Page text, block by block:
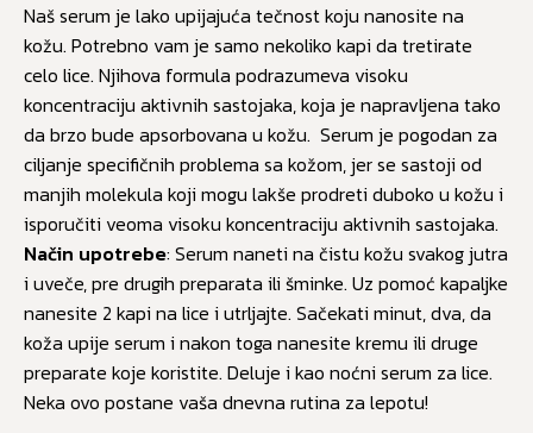
Naš serum je lako upijajuća tečnost koju nanosite na
kožu. Potrebno vam je samo nekoliko kapi da tretirate
celo lice. Njihova formula podrazumeva visoku
koncentraciju aktivnih sastojaka, koja je napravljena tako
da brzo bude apsorbovana u kožu. Serum je pogodan za
ciljanje specifičnih problema sa kožom, jer se sastoji od
manjih molekula koji mogu lakše prodreti duboko u kožu i
isporučiti veoma visoku koncentraciju aktivnih sastojaka.
Način upotrebe: Serum naneti na čistu kožu svakog jutra
i uveče, pre drugih preparata ili šminke. Uz pomoć kapaljke
nanesite 2 kapi na lice i utrljajte. Sačekati minut, dva, da
koža upije serum i nakon toga nanesite kremu ili druge
preparate koje koristite. Deluje i kao noćni serum za lice.
Neka ovo postane vaša dnevna rutina za lepotu!